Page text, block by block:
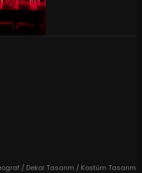
/ Dekor Tasarım / Kostüm Tasarım